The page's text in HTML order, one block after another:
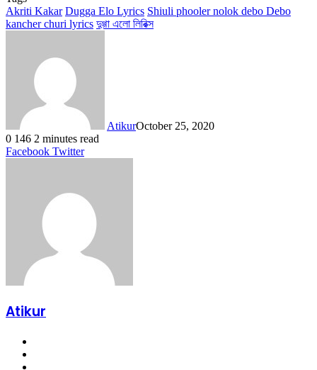
Akriti Kakar Dugga Elo Lyrics Shiuli phooler nolok debo Debo
kancher churi lyrics দুগ্গা এলো লিরিক্স
AtikurOctober 25, 2020
0 146 2 minutes read
Facebook TwitterLinkedIn
Tumblr
Pinterest
Reddit
VKontakte
Share
Print
Atikur